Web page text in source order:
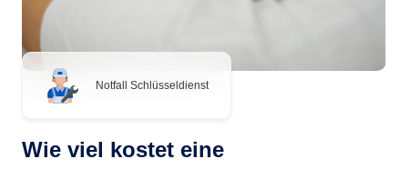
Notfall Schlüsseldienst
Wie viel kostet eine